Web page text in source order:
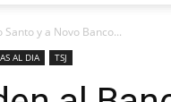
y a Novo Banco...
AL DIA TSJ